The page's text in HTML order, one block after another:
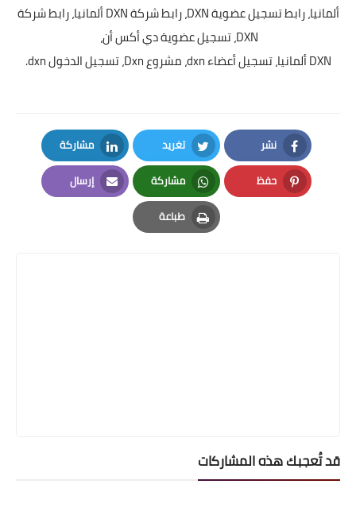
ألمانيا، رابط تسجيل عضوية DXN، رابط شركة DXN ألمانيا، رابط شركة
DXN، تسجيل عضوية دي أكس
أن،
DXNألمانيا،تسجيل أعضاء dxn، مشروع Dxn، تسجيل الدخول dxn.
نشر
Facebook
تغريد
Twitter
مشاركة
LinkedIn
حفظ
Pinterest
مشاركة
Whatsapp
إرسال
Email
طباعة
Print
قد تُعجبك هذه المشاركات